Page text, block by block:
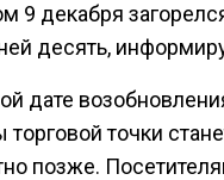
9 декабря
десять,
дате
торговой точки
позже.